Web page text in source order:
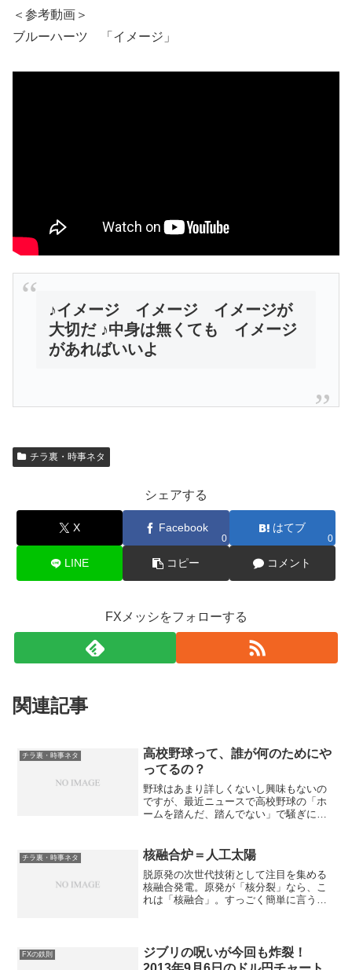
＜参考動画＞
ブルーハーツ 「イメージ」
♪イメージ イメージ イメージが
大切だ ♪中身は無くても イメージ
があればいいよ
チラ裏・時事ネタ
シェアする
X Facebook
0
はてブ
0
LINE コピー コメント
FXメッシをフォローする
関連記事
チラ裏・時事ネタ
高校野球って、誰が何のためにや
ってるの？
野球はあまり詳しくないし興味もないの
ですが、最近ニュースで高校野球の「ホ
ームを踏んだ、踏んでない」で騒ぎにな
ことで怒られたらしい。抗議すらダメっ
て？ ハァ？ですよね。じ...
チラ裏・時事ネタ 核融合炉＝人工太陽
脱原発の次世代技術として注目を集める
核融合発電。原発が「核分裂」なら、こ
れは「核融合」。すっごく簡単に言うと
なんかもう、今回の原発の件...
FXの鉄則
ジブリの呪いが今回も炸裂！